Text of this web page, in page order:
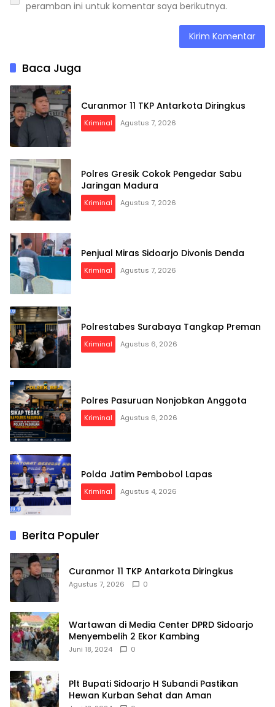
peramban ini untuk komentar saya berikutnya.
Baca Juga
Curanmor 11 TKP Antarkota Diringkus
Kriminal Agustus 7, 2026
Polres Gresik Cokok Pengedar Sabu
Jaringan Madura
Kriminal Agustus 7, 2026
Penjual Miras Sidoarjo Divonis Denda
Kriminal Agustus 7, 2026
Polrestabes Surabaya Tangkap Preman
Kriminal Agustus 6, 2026
Polres Pasuruan Nonjobkan Anggota
Kriminal Agustus 6, 2026
Polda Jatim Pembobol Lapas
Kriminal Agustus 4, 2026
Berita Populer
Curanmor 11 TKP Antarkota Diringkus
Agustus 7, 2026 0
Wartawan di Media Center DPRD Sidoarjo
Menyembelih 2 Ekor Kambing
Juni 18, 2024 0
Plt Bupati Sidoarjo H Subandi Pastikan
Hewan Kurban Sehat dan Aman